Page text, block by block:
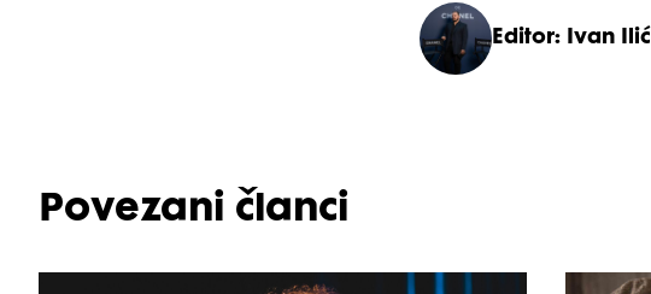
Editor: Ivan Ilić
Povezani članci